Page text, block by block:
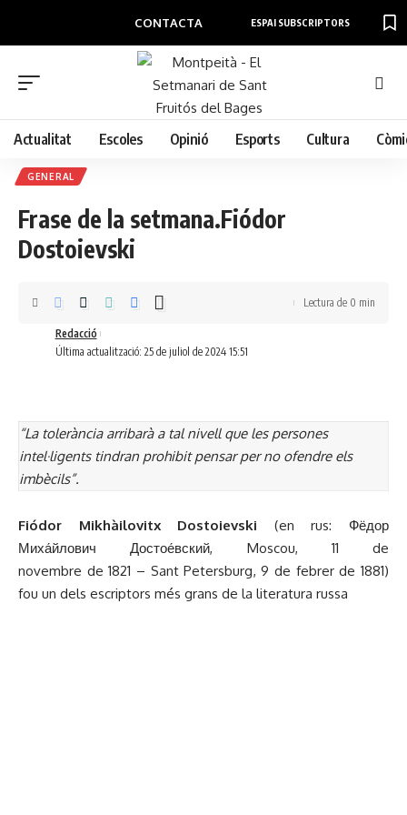
CONTACTA ESPAI SUBSCRIPTORS
Actualitat Escoles Opinió Esports Cultura
GENERAL
Frase de la setmana.Fiódor
Dostoievski
Última actualització: 25 de juliol de 2024 15:51
Redacció
Lectura de 0 min
“La tolerància arribarà a tal nivell que les persones
intel·ligents tindran prohibit pensar per no ofendre els
imbècils”.
Fiódor Mikhàilovitx Dostoievski (en rus: Фёдор
Миха́йлович Достое́вский, Moscou, 11 de
novembre de 1821 – Sant Petersburg, 9 de febrer de 1881)
fou un dels escriptors més grans de la literatura russa